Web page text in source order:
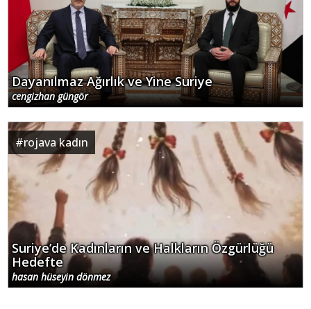
Dayanılmaz Ağırlık ve Yine Suriye
cengizhan güngör
#rojava kadın
Suriye’de Kadınların ve Halkların Özgürlüğü
Hedefte
hasan hüseyin dönmez